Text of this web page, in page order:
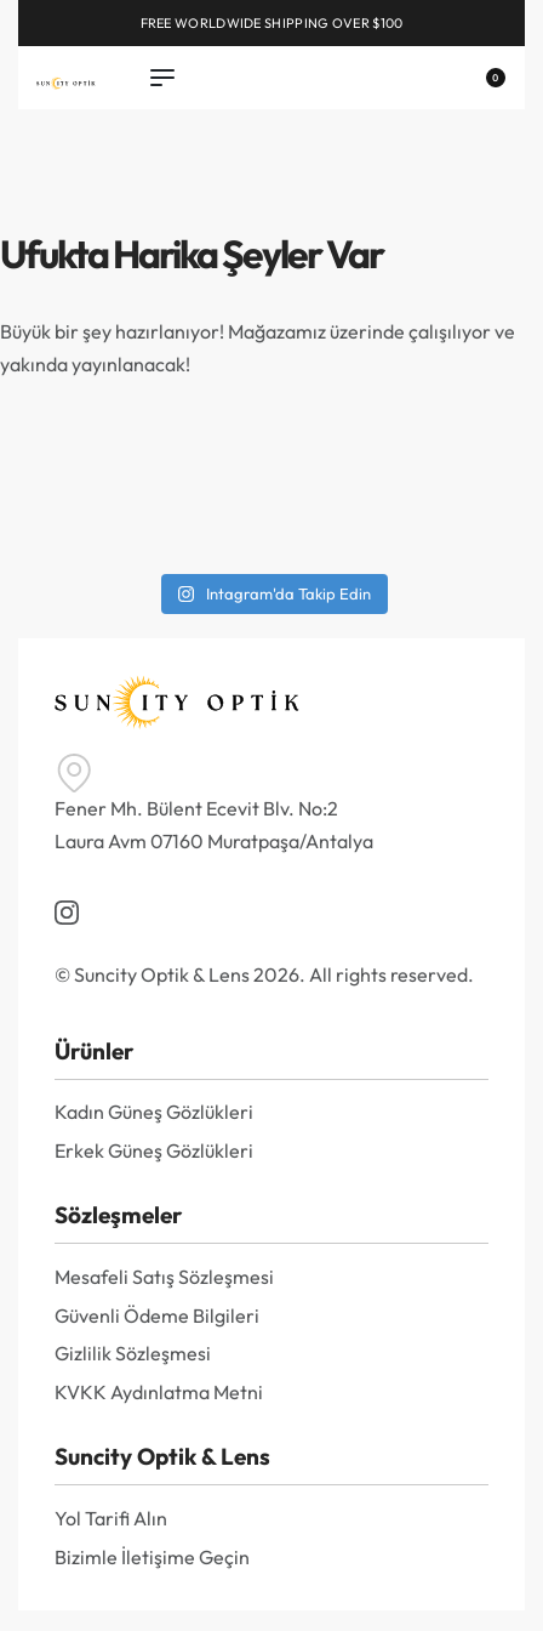
FREE WORLDWIDE SHIPPING OVER $100
0
Ufukta Harika Şeyler Var
Büyük bir şey hazırlanıyor! Mağazamız üzerinde çalışılıyor ve
yakında yayınlanacak!
Intagram'da Takip Edin
Fener Mh. Bülent Ecevit Blv. No:2
Laura Avm 07160 Muratpaşa/Antalya
© Suncity Optik & Lens 2026. All rights reserved.
Ürünler
Kadın Güneş Gözlükleri
Erkek Güneş Gözlükleri
Sözleşmeler
Mesafeli Satış Sözleşmesi
Güvenli Ödeme Bilgileri
Gizlilik Sözleşmesi
KVKK Aydınlatma Metni
Suncity Optik & Lens
Yol Tarifi Alın
Bizimle İletişime Geçin